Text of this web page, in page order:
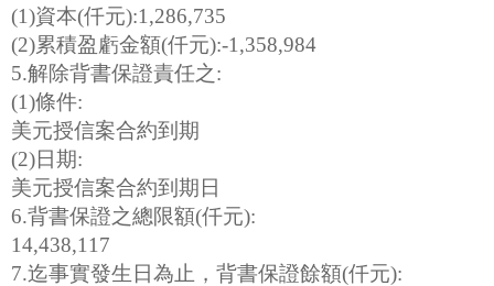
(1)資本(仟元):1,286,735
(2)累積盈虧金額(仟元):-1,358,984
5.解除背書保證責任之:
(1)條件:
美元授信案合約到期
(2)日期:
美元授信案合約到期日
6.背書保證之總限額(仟元):
14,438,117
7.迄事實發生日為止，背書保證餘額(仟元):